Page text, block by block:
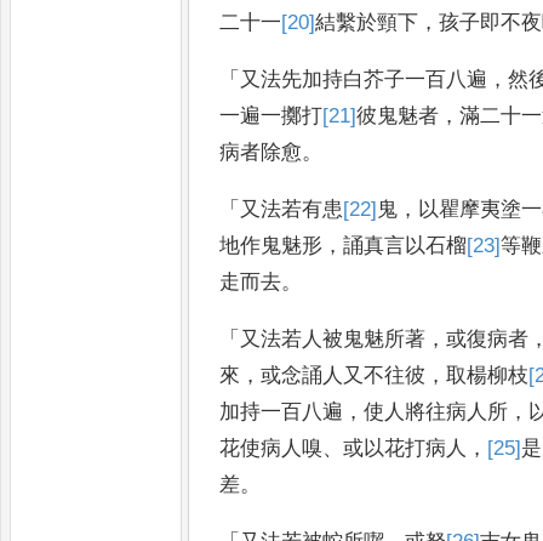
二十一[20]結繫於頸下 ，孩子即不
「 又法先加持白芥子一百八遍 ，然
一遍一擲打[21]彼 鬼魅者 ，滿二十
病者除愈。
「 又法若有患[22] 鬼 ， 以瞿摩夷塗
地作鬼魅形 ，誦真言以石榴[23]等
走而去。
「 又法若人被鬼魅所著 ，或復病者
來 ，或念誦人又不往彼 ，取楊柳枝
加持一百八遍 ，使人將往病人所 ，
花使病人嗅、或以花打病 人 ， [25] 是
差。